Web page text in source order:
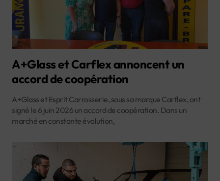
A+Glass et Carflex annoncent un
accord de coopération
A+Glass et Esprit Carrosserie, sous sa marque Carflex, ont
signé le 6 juin 2026 un accord de coopération. Dans un
marché en constante évolution,